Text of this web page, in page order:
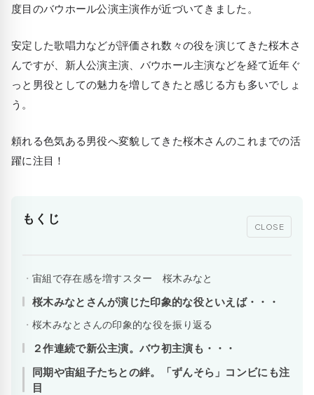
度目のバウホール公演主演作が近づいてきました。
安定した歌唱力などが評価され数々の役を演じてきた桜木さ
んですが、新人公演主演、バウホール主演などを経て近年ぐ
っと男役としての魅力を増してきたと感じる方も多いでしょ
う。
頼れる色気ある男役へ変貌してきた桜木さんのこれまでの活
躍に注目！
もくじ
CLOSE
宙組で存在感を増すスター 桜木みなと
桜木みなとさんが演じた印象的な役といえば・・・
桜木みなとさんの印象的な役を振り返る
２作連続で新公主演。バウ初主演も・・・
同期や宙組子たちとの絆。「ずんそら」コンビにも注
目